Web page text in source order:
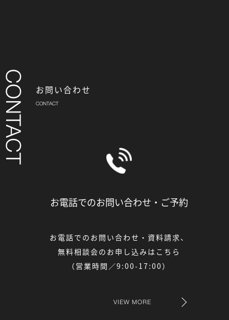
お問い合わせ
お電話でのお問い合わせ・ ご予約
お電話でのお問い合わせ・資料請求、
無料相談会のお申し込みはこちら
（営業時間／9:00-17:00）
VIEW MORE